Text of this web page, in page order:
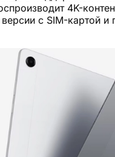
4K-
с SIM-картой